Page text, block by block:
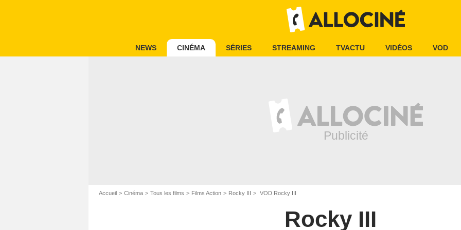
NEWS CINÉMA SÉRIES STREAMING TVACTU VIDÉOS VOD
Accueil Cinéma Tous les films Films Action Rocky III VOD Rocky III
Rocky III